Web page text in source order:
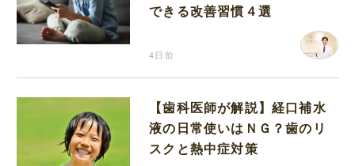
できる改善習慣４選
4日前
【歯科医師が解説】経口補水
液の日常使いはＮＧ？歯のリ
スクと熱中症対策